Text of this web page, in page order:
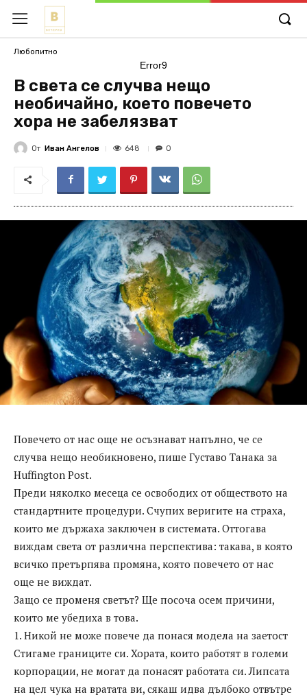
Любопитно
Error9
В света се случва нещо
необичайно, което повечето
хора не забелязват
От Иван Ангелов 648 0
Повечето от нас още не осъзнават напълно, че се
случва нещо необикновено, пише Густаво Танака за
Huffington Post.
Преди няколко месеца се освободих от обществото на
стандартните процедури. Счупих веригите на страха,
които ме държаха заключен в системата. Оттогава
виждам света от различна перспектива: такава, в която
всичко претърпява промяна, която повечето от нас
още не виждат.
Защо се променя светът? Ще посоча осем причини,
които ме убедиха в това.
1. Никой не може повече да понася модела на заетост
Стигаме границите си. Хората, които работят в големи
корпорации, не могат да понасят работата си. Липсата
на цел чука на вратата ви, сякаш идва дълбоко отвътре